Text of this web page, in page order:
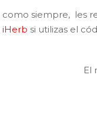
como siempre, les
iHerb si utilizas el
El